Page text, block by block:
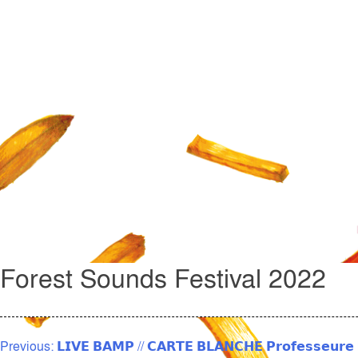
Forest Sounds Festival 2022
NAVIGATION
Previous: 𝗟𝗜𝗩𝗘 𝗕𝗔𝗠𝗣 // 𝗖𝗔𝗥𝗧𝗘 𝗕𝗟𝗔𝗡𝗖𝗛𝗘 𝗣𝗿𝗼𝗳𝗲𝘀𝘀𝗲𝘂𝗿𝗲